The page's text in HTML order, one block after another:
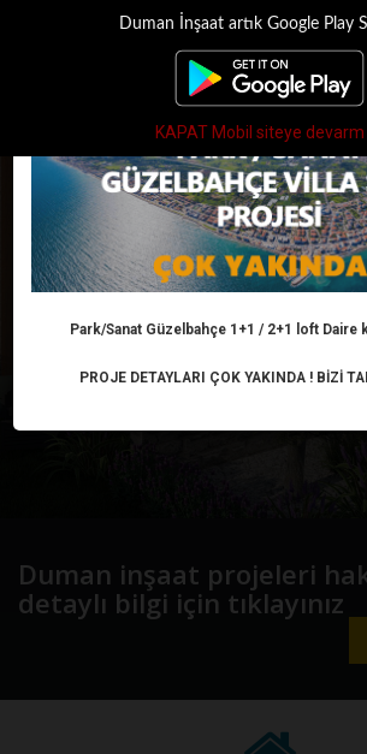
Duman İnşaat artık Google Play
KAPAT Mobil siteye
PARK SANAT
Duman inşaat projeleri
detaylı bilgi için tıklayınız
Park/Sanat Güzelbahçe 1+1 / 2+1 loft
PROJE DETAYLARI ÇOK YAKINDA ! BİZİ